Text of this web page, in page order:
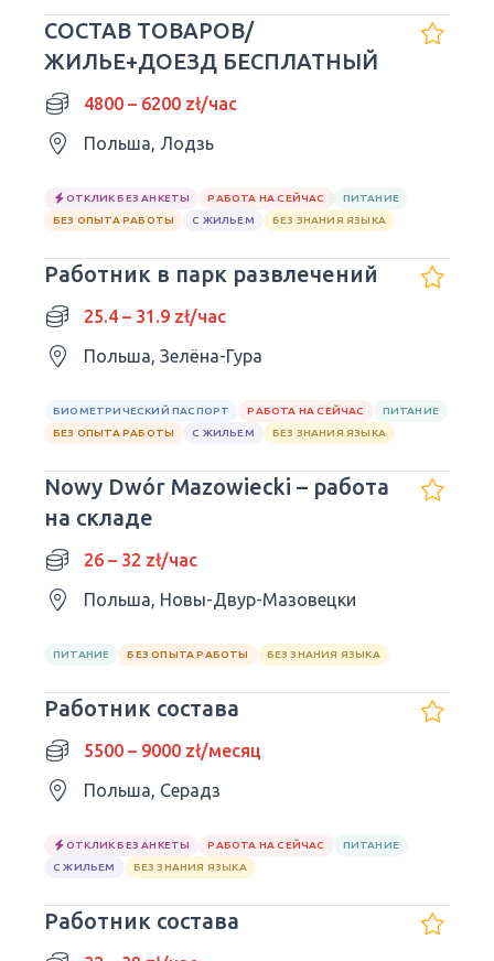
СОСТАВ ТОВАРОВ/
ЖИЛЬЕ+ДОЕЗД БЕСПЛАТНЫЙ
4800 – 6200 zł/час
Польша, Лодзь
ОТКЛИК БЕЗ АНКЕТЫ РАБОТА НА СЕЙЧАС
ПИТАНИЕ
БЕЗ ОПЫТА РАБОТЫ
С ЖИЛЬЕМ БЕЗ ЗНАНИЯ ЯЗЫКА
Работник в парк развлечений
25.4 – 31.9 zł/час
Польша, Зелёна-Гура
БИОМЕТРИЧЕСКИЙ ПАСПОРТ РАБОТА НА СЕЙЧАС
ПИТАНИЕ
БЕЗ ОПЫТА РАБОТЫ
С ЖИЛЬЕМ БЕЗ ЗНАНИЯ ЯЗЫКА
Nowy Dwór Mazowiecki – работа
на складе
26 – 32 zł/час
Польша, Новы-Двур-Мазовецки
ПИТАНИЕ БЕЗ ОПЫТА РАБОТЫ БЕЗ ЗНАНИЯ ЯЗЫКА
Работник состава
5500 – 9000 zł/месяц
Польша, Серадз
ОТКЛИК БЕЗ АНКЕТЫ РАБОТА НА СЕЙЧАС
ПИТАНИЕ
С ЖИЛЬЕМ
БЕЗ ЗНАНИЯ ЯЗЫКА
Работник состава